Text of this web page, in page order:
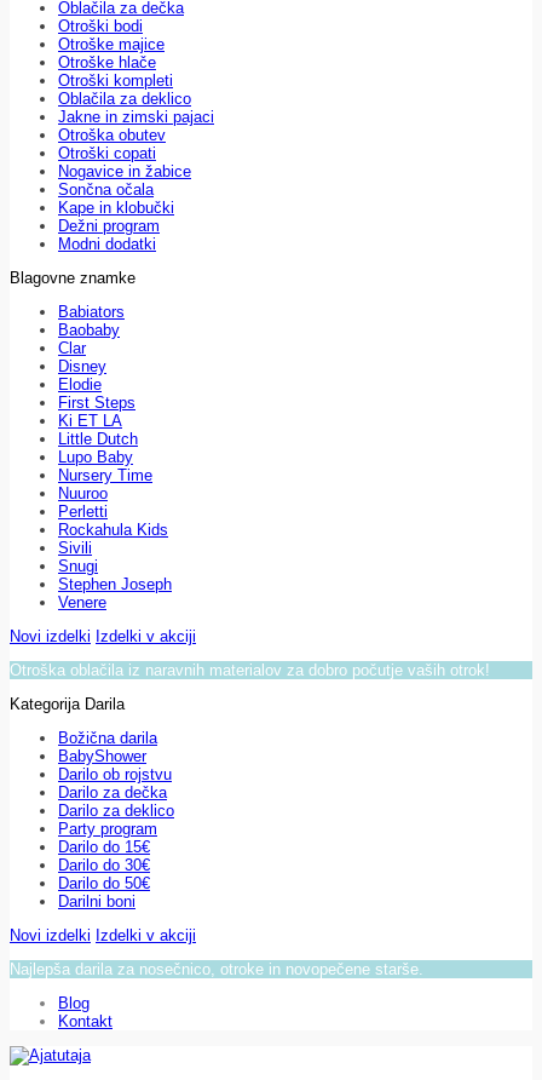
Oblačila za dečka
Otroški bodi
Otroške majice
Otroške hlače
Otroški kompleti
Oblačila za deklico
Jakne in zimski pajaci
Otroška obutev
Otroški copati
Nogavice in žabice
Sončna očala
Kape in klobučki
Dežni program
Modni dodatki
Blagovne znamke
Babiators
Baobaby
Clar
Disney
Elodie
First Steps
Ki ET LA
Little Dutch
Lupo Baby
Nursery Time
Nuuroo
Perletti
Rockahula Kids
Sivili
Snugi
Stephen Joseph
Venere
Novi izdelki Izdelki v akciji
Otroška oblačila iz naravnih materialov za dobro počutje vaših otrok!
Kategorija Darila
Božična darila
BabyShower
Darilo ob rojstvu
Darilo za dečka
Darilo za deklico
Party program
Darilo do 15€
Darilo do 30€
Darilo do 50€
Darilni boni
Novi izdelki Izdelki v akciji
Najlepša darila za nosečnico, otroke in novopečene starše.
Blog
Kontakt